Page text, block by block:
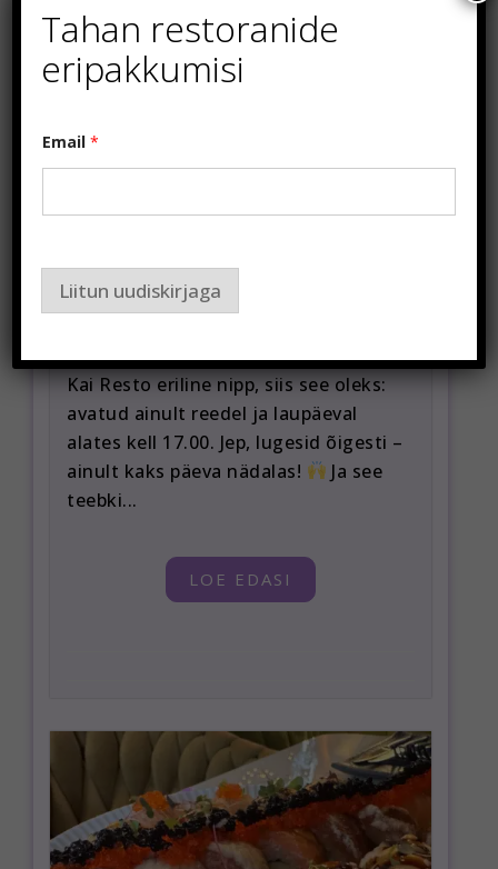
ainult reedel ja laupäeval!
september 24, 2025
Kui ma peaksin lühidalt ütlema, mis on
Kai Resto eriline nipp, siis see oleks:
avatud ainult reedel ja laupäeval
alates kell 17.00. Jep, lugesid õigesti –
ainult kaks päeva nädalas!
Ja see
teebki...
LOE EDASI
Tahan restoranide
eripakkumisi
Email*
Liitun uudiskirjaga